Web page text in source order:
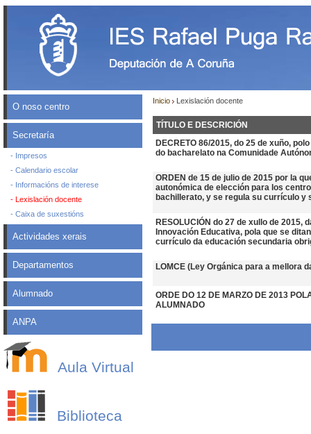
O noso centro
Secretaría
- Impresos
- Calendario escolar
- Informacións de interese
- Lexislación docente
- Caixa de suxestións
Actividades xerais
Departamentos
Alumnado
ANPA
Aula Virtual
Biblioteca
Inicio Lexislación docente
TÍTULO E DESCRICIÓN
DECRETO 86/2015, do 25 de xuño,
do bacharelato na Comunidade
ORDEN de 15 de julio de 2015 por la
autonómica de elección para los
bachillerato, y se regula su currículo y
RESOLUCIÓN do 27 de xullo de
Innovación Educativa, pola que se
currículo da educación secundaria
LOMCE (Ley Orgánica para a mellora
ORDE DO 12 DE MARZO DE 2013
ALUMNADO